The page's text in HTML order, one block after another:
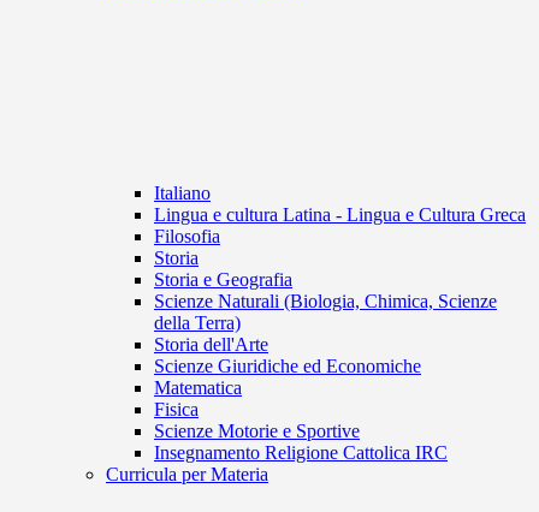
Italiano
Lingua e cultura Latina - Lingua e Cultura Greca
Filosofia
Storia
Storia e Geografia
Scienze Naturali (Biologia, Chimica, Scienze
della Terra)
Storia dell'Arte
Scienze Giuridiche ed Economiche
Matematica
Fisica
Scienze Motorie e Sportive
Insegnamento Religione Cattolica IRC
Curricula per Materia